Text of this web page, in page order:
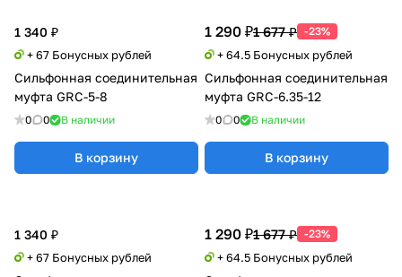
1 340 ₽
+ 67 Бонусных рублей
Сильфонная соединительная
муфта GRC-5-8
0 0 В наличии
В корзину
1 290 ₽1 677 ₽ -23%
+ 64.5 Бонусных рублей
Сильфонная соединительная
муфта GRC-6.35-12
0 0 В наличии
В корзину
1 290 ₽1 677 ₽ -23%
+ 64.5 Бонусных рублей
1 340 ₽
+ 67 Бонусных рублей